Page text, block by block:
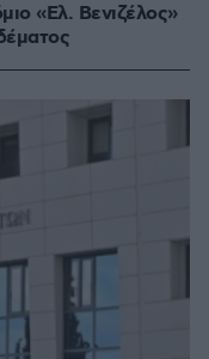
«Ελ. Βενιζέλος»